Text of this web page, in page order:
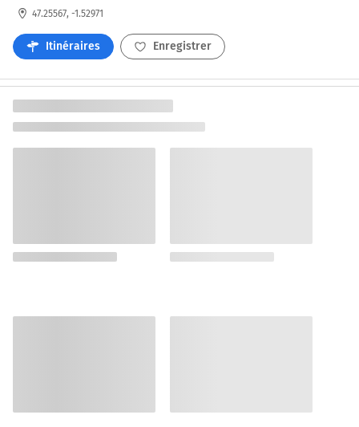
47.25567, -1.52971
Itinéraires Enregistrer